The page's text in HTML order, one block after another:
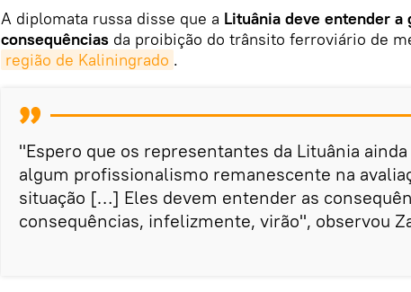
A diplomata russa disse que a Lituânia deve entender a
consequências da proibição do trânsito ferroviário de
região de Kaliningrado .
"Espero que os representantes da Lituânia
algum profissionalismo remanescente na
situação […] Eles devem entender as
consequências, infelizmente, virão", observou